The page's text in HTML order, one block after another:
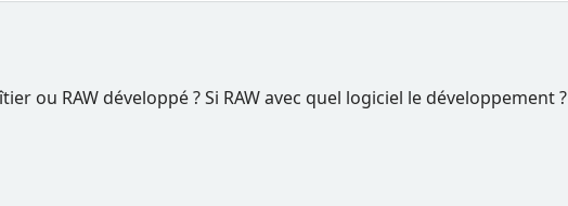
ou RAW développé ? Si RAW avec quel logiciel le développement ?